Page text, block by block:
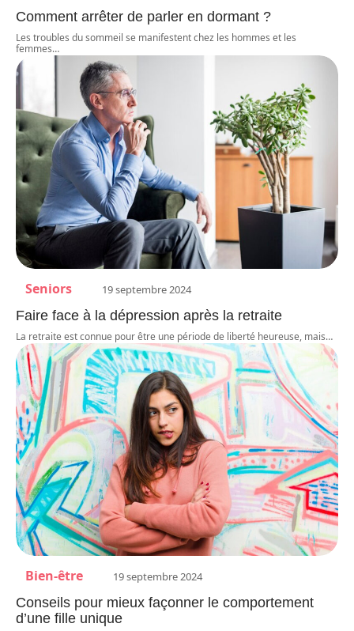
Comment arrêter de parler en dormant ?
Les troubles du sommeil se manifestent chez les hommes et les
femmes…
Seniors 19 septembre 2024
Faire face à la dépression après la retraite
La retraite est connue pour être une période de liberté heureuse, mais…
Bien-être 19 septembre 2024
Conseils pour mieux façonner le comportement
d’une fille unique